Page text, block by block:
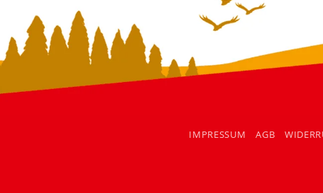
IMPRESSUM AGB